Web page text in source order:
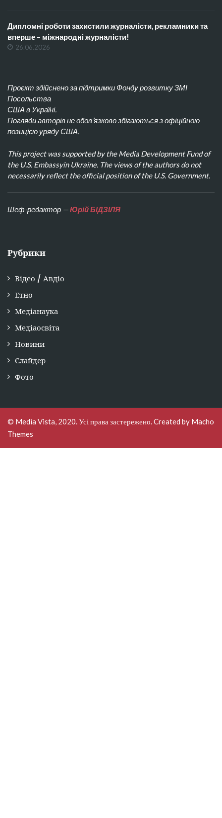
Дипломні роботи захистили журналісти, рекламники та
вперше – міжнародні журналісти!
26.06.2026
Проєкт здійснено за підтримки Фонду розвитку ЗМІ
Посольства
США в Україні.
Погляди авторів не обов’язково збігаються з офіційною
позицією уряду США.
This project was supported by the Media Development Fund of
the U.S. Embassyin Ukraine. The views of the authors do not
necessarily reflect the official position of the U.S. Government.
Шеф-редактор —Юрій БІДЗІЛЯ
Рубрики
Відео / Авдіо
Етно
Медіанаука
Медіаосвіта
Новини
Слайдер
Фото
© Media Vista, 2020. Усі права застережено. Created by Macho
Themes